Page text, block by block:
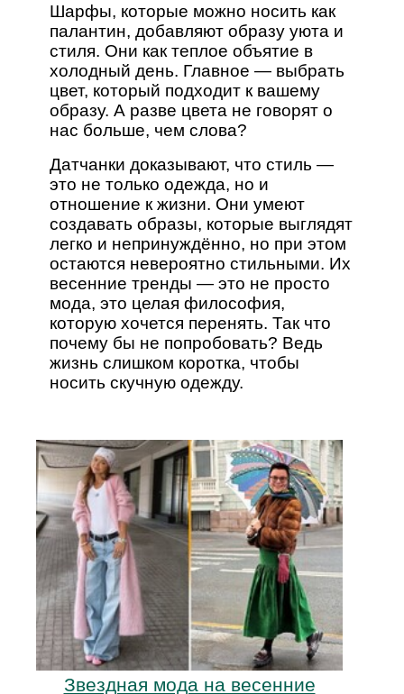
Шарфы, которые можно носить как
палантин, добавляют образу уюта и
стиля. Они как теплое объятие в
холодный день. Главное — выбрать
цвет, который подходит к вашему
образу. А разве цвета не говорят о
нас больше, чем слова?
Датчанки доказывают, что стиль —
это не только одежда, но и
отношение к жизни. Они умеют
создавать образы, которые выглядят
легко и непринуждённо, но при этом
остаются невероятно стильными. Их
весенние тренды — это не просто
мода, это целая философия,
которую хочется перенять. Так что
почему бы не попробовать? Ведь
жизнь слишком коротка, чтобы
носить скучную одежду.
Звездная мода на весенние